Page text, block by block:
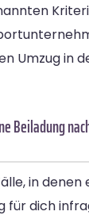
Umzug in
Beiladung
in denen
für dich